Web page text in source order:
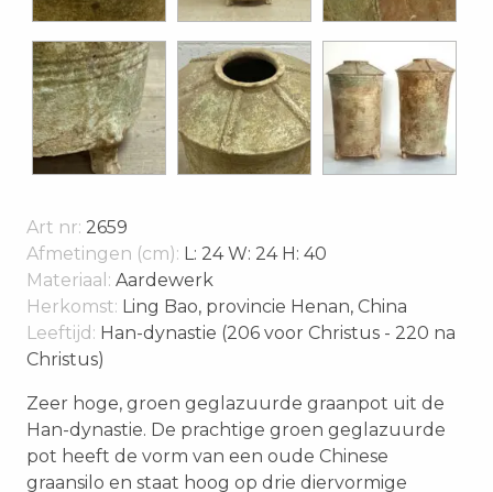
Art nr: 2659
Afmetingen (cm): L: 24 W: 24 H: 40
Materiaal: Aardewerk
Herkomst: Ling Bao, provincie Henan, China
Leeftijd: Han-dynastie (206 voor Christus - 220 na
Christus)
Zeer hoge, groen geglazuurde graanpot uit de
Han-dynastie. De prachtige groen geglazuurde
pot heeft de vorm van een oude Chinese
graansilo en staat hoog op drie diervormige